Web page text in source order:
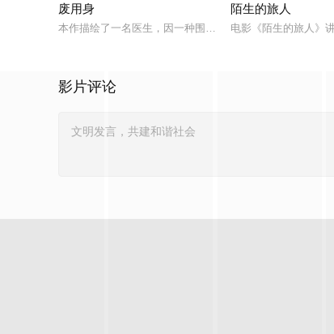
废用身
本作描绘了一名医生，因一种围绕“废用身”——因瘫痪等
陌生的旅人
电影《陌生的旅人》
影片评论